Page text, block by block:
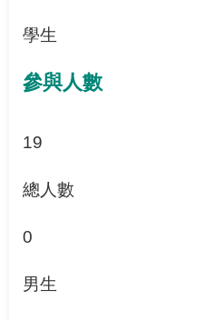
學生
參與人數
19
總人數
0
男生